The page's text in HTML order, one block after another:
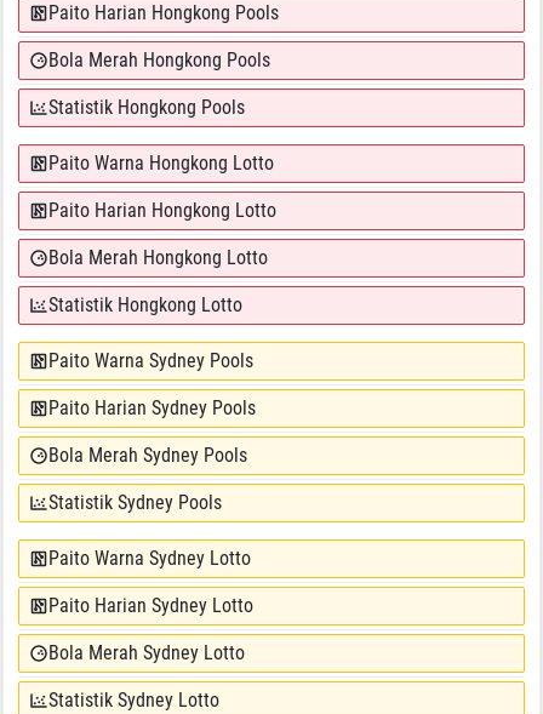
Paito Harian Hongkong Pools
Bola Merah Hongkong Pools
Statistik Hongkong Pools
Paito Warna Hongkong Lotto
Paito Harian Hongkong Lotto
Bola Merah Hongkong Lotto
Statistik Hongkong Lotto
Paito Warna Sydney Pools
Paito Harian Sydney Pools
Bola Merah Sydney Pools
Statistik Sydney Pools
Paito Warna Sydney Lotto
Paito Harian Sydney Lotto
Bola Merah Sydney Lotto
Statistik Sydney Lotto